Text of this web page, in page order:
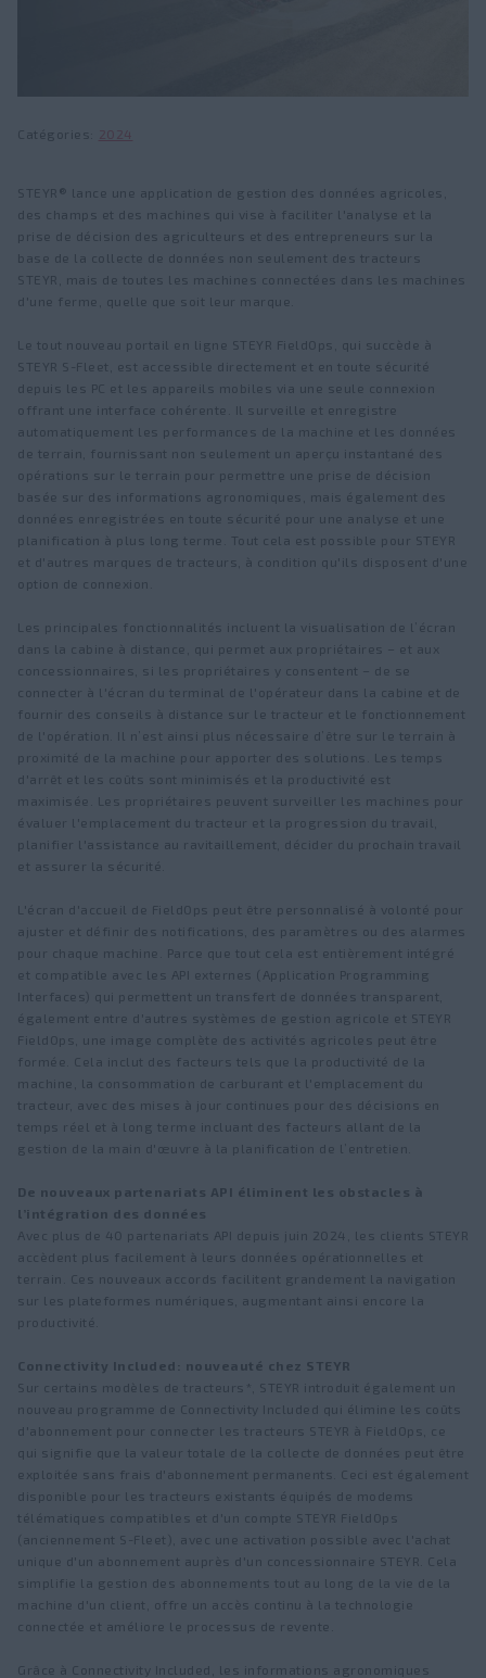
Agriculture de Précision
STEYR FieldOps
Niveaux de précision
Moniteurs
Guidage et pilotage
Solution ISOBUS
Héritage
Emplois
Catégories 2024
STEYR® lance une application de gestion des données agricoles,
des champs et des machines qui vise à faciliter l'analyse et la
prise de décision des agriculteurs et des entrepreneurs sur la
base de la collecte de données non seulement des tracteurs
STEYR, mais de toutes les machines connectées dans les machines
d'une ferme, quelle que soit leur marque.
Le tout nouveau portail en ligne STEYR FieldOps, qui succède à
STEYR S-Fleet, est accessible directement et en toute sécurité
depuis les PC et les appareils mobiles via une seule connexion
offrant une interface cohérente. Il surveille et enregistre
automatiquement les performances de la machine et les données
de terrain, fournissant non seulement un aperçu instantané des
opérations sur le terrain pour permettre une prise de décision
basée sur des informations agronomiques, mais également des
données enregistrées en toute sécurité pour une analyse et une
planification à plus long terme. Tout cela est possible pour STEYR
et d'autres marques de tracteurs, à condition qu'ils disposent d'une
option de connexion.
Les principales fonctionnalités incluent la visualisation de l’écran
dans la cabine à distance, qui permet aux propriétaires – et aux
concessionnaires, si les propriétaires y consentent – de se
connecter à l'écran du terminal de l'opérateur dans la cabine et de
fournir des conseils à distance sur le tracteur et le fonctionnement
de l'opération. Il n’est ainsi plus nécessaire d’être sur le terrain à
proximité de la machine pour apporter des solutions. Les temps
d'arrêt et les coûts sont minimisés et la productivité est
maximisée. Les propriétaires peuvent surveiller les machines pour
évaluer l'emplacement du tracteur et la progression du travail,
planifier l'assistance au ravitaillement, décider du prochain travail
et assurer la sécurité.
L'écran d'accueil de FieldOps peut être personnalisé à volonté pour
ajuster et définir des notifications, des paramètres ou des alarmes
pour chaque machine. Parce que tout cela est entièrement intégré
et compatible avec les API externes (Application Programming
Interfaces) qui permettent un transfert de données transparent,
également entre d'autres systèmes de gestion agricole et STEYR
FieldOps, une image complète des activités agricoles peut être
formée. Cela inclut des facteurs tels que la productivité de la
machine, la consommation de carburant et l'emplacement du
tracteur, avec des mises à jour continues pour des décisions en
temps réel et à long terme incluant des facteurs allant de la
gestion de la main d'œuvre à la planification de l’entretien.
De nouveaux partenariats API éliminent les obstacles à
l’intégration des données
Avec plus de 40 partenariats API depuis juin 2024, les clients STEYR
accèdent plus facilement à leurs données opérationnelles et
terrain. Ces nouveaux accords facilitent grandement la navigation
sur les plateformes numériques, augmentant ainsi encore la
productivité.
Connectivity Included: nouveauté chez STEYR
Sur certains modèles de tracteurs*, STEYR introduit également un
nouveau programme de Connectivity Included qui élimine les coûts
d'abonnement pour connecter les tracteurs STEYR à FieldOps, ce
qui signifie que la valeur totale de la collecte de données peut être
exploitée sans frais d'abonnement permanents. Ceci est également
disponible pour les tracteurs existants équipés de modems
télématiques compatibles et d'un compte STEYR FieldOps
(anciennement S-Fleet), avec une activation possible avec l'achat
unique d'un abonnement auprès d'un concessionnaire STEYR. Cela
simplifie la gestion des abonnements tout au long de la vie de la
machine d'un client, offre un accès continu à la technologie
connectée et améliore le processus de revente.
Grâce à Connectivity Included, les informations agronomiques